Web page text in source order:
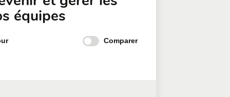
équipes
Comparer